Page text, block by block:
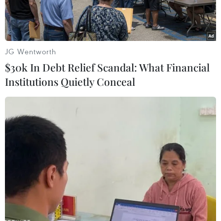
tỏa.
Xe quân sự Israel di chuyển gần biên giới với Dải Gaza ngày
7/4/2024. (Ảnh: THX/TTXVN)
Ngoại trưởng Jordan Ayman Safadi và người
đồng cấp Mỹ Antony Blinken đã có cuộc điện
JG Wentworth
$30k In Debt Relief Scandal: What Financial
Institutions Quietly Conceal